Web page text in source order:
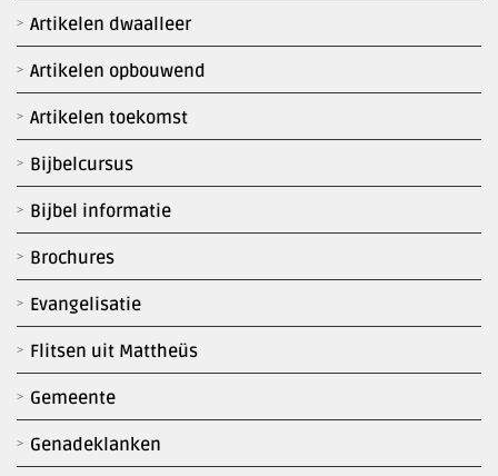
Artikelen dwaalleer
Artikelen opbouwend
Artikelen toekomst
Bijbelcursus
Bijbel informatie
Brochures
Evangelisatie
Flitsen uit Mattheüs
Gemeente
Genadeklanken